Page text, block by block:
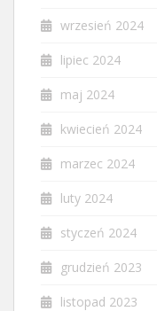
wrzesień 2024
lipiec 2024
maj 2024
kwiecień 2024
marzec 2024
luty 2024
styczeń 2024
grudzień 2023
listopad 2023